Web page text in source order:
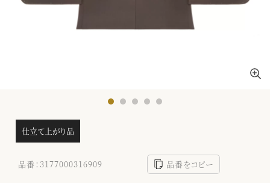
仕立て上がり品
品番：3177000316909 品番をコピー